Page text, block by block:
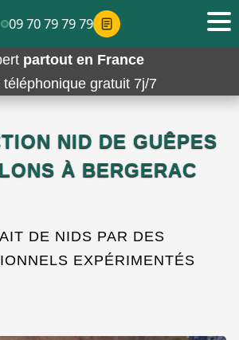
partout en France
téléphonique gratuit 7j/7
NID DE GUÊPES
À BERGERAC
DE NIDS PAR DES
EXPÉRIMENTÉS
09 70 79 79 79